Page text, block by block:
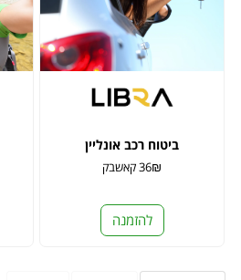
ביטוח רכב אונליין
36₪ קאשבק
להזמנה